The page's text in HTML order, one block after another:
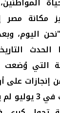
مكانة مصر
اليوم،
التي
على
يؤكد أن ما حدث